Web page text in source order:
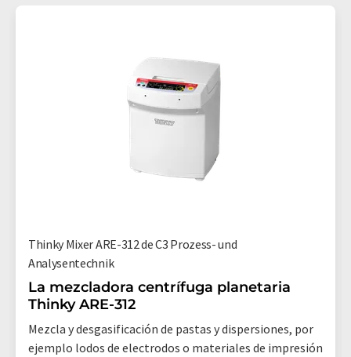
Thinky Mixer ARE-312 de C3 Prozess- und
Analysentechnik
La mezcladora centrífuga planetaria
Thinky ARE-312
Mezcla y desgasificación de pastas y dispersiones, por
ejemplo lodos de electrodos o materiales de impresión